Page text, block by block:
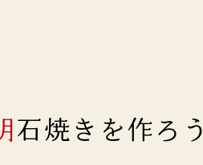
明石焼きを作ろう